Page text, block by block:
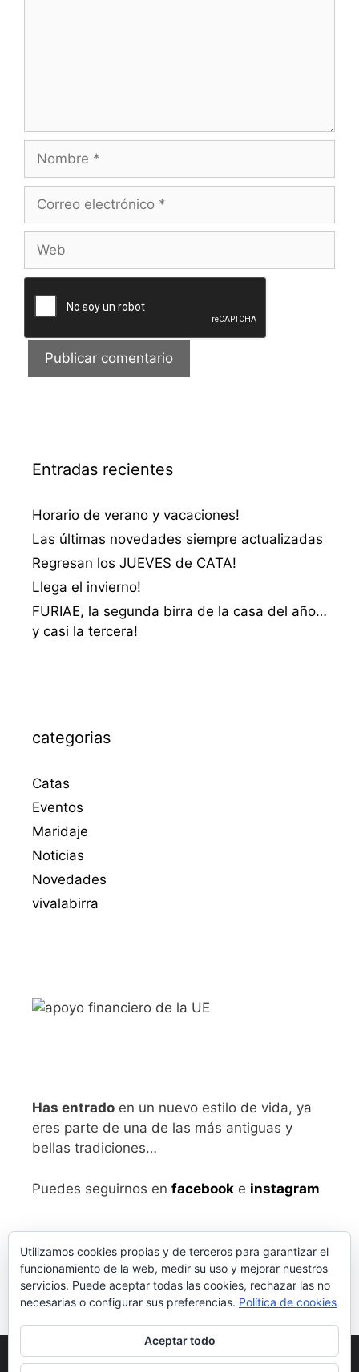
Nombre
Correo
Web
Entradas recientes
Horario de verano y vacaciones!
Las últimas novedades siempre actualizadas
Regresan los JUEVES de CATA!
Llega el invierno!
FURIAE, la segunda birra de la casa del año…
y casi la tercera!
categorias
Catas
Eventos
Maridaje
Noticias
Novedades
vivalabirra
Has entrado en un nuevo estilo de vida, ya
eres parte de una de las más antiguas y
bellas tradiciones…
Puedes seguirnos en facebook e instagram
Aviso legaly Política de Privacidad
Utilizamos cookies propias y de terceros para garantizar el
funcionamiento de la web, medir su uso y mejorar nuestros
servicios. Puede aceptar todas las cookies, rechazar las no
necesarias o configurar sus preferencias. Política de cookies
Aceptar todo